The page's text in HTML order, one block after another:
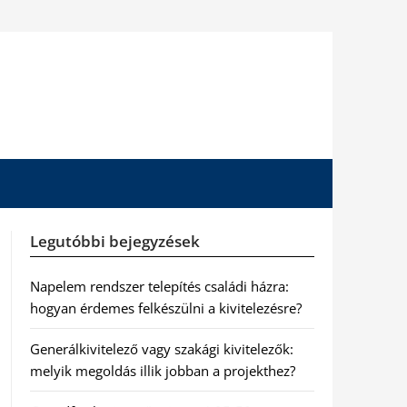
Legutóbbi bejegyzések
Napelem rendszer telepítés családi házra:
hogyan érdemes felkészülni a kivitelezésre?
Generálkivitelező vagy szakági kivitelezők:
melyik megoldás illik jobban a projekthez?